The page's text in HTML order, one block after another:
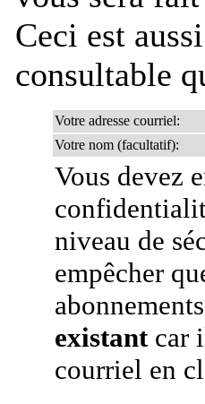
Ceci est
consultable
Votre adresse courriel:
Votre nom (facultatif):
Vous devez
niveau de
empêcher
existantcar
courriel en